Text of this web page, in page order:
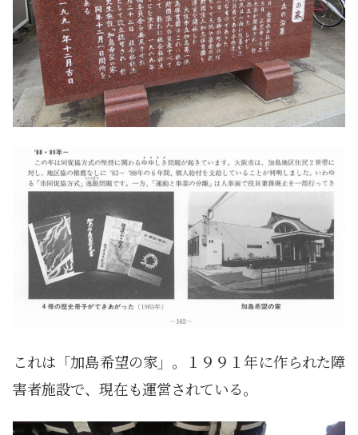
これは「加島希望の家」。１９９１年に作られた障
害者施設で、現在も運営されている。